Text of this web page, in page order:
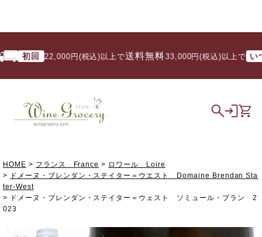
初回 22,000円(税込)以上で送料無料/ 33,000円(税込)以上で いつで
HOME フランス France
ロワール Loire
ドメーヌ・ブレンダン・ステイター＝ウエスト Domaine Brendan Sta
ter-West
ドメーヌ・ブレンダン・ステイター＝ウェスト ソミュール・ブラン 2
023